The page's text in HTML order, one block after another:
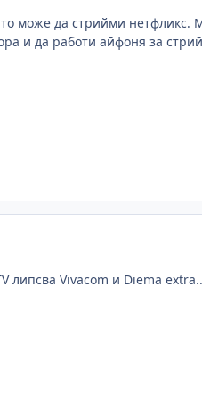
може да стрийми нетфликс.
и да работи айфоня за
липсва Vivacom и Diema